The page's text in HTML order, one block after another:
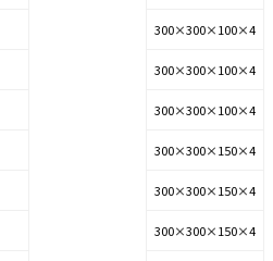
300×300×100×4
300×300×100×4
300×300×100×4
300×300×150×4
300×300×150×4
300×300×150×4